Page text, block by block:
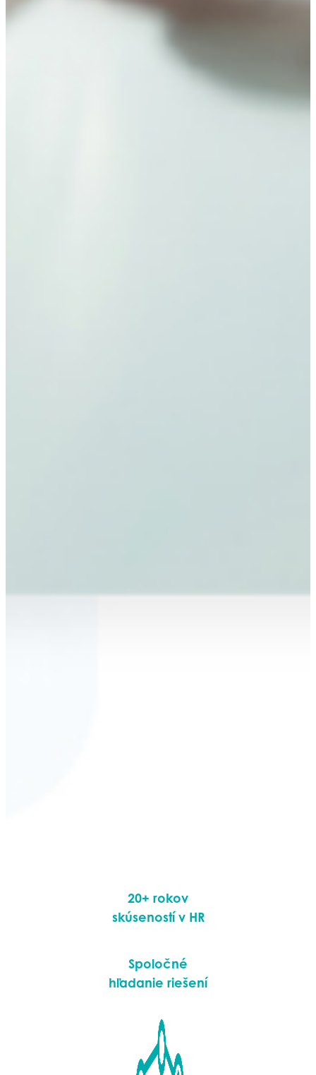
20+ rokov
skúseností v HR
Spoločné
hľadanie riešení